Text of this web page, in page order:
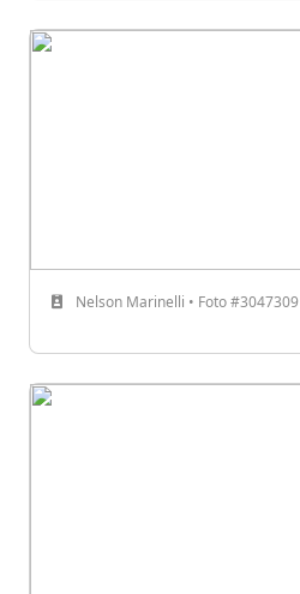
Nelson Marinelli • Foto #3047309